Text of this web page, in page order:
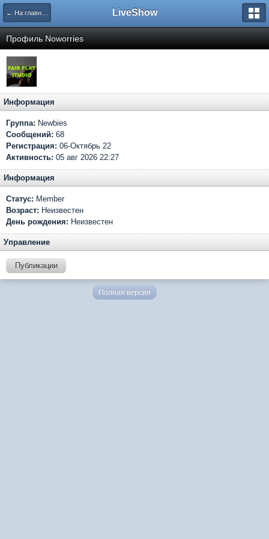
← На главную LiveShow
Профиль Noworries
Информация
Группа: Newbies
Сообщений: 68
Регистрация: 06-Октябрь 22
Активность: 05 авг 2026 22:27
Информация
Статус: Member
Возраст: Неизвестен
День рождения: Неизвестен
Управление
Публикации
Полная версия